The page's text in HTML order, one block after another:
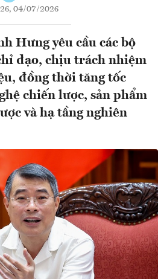
04/07/2026
Hưng yêu cầu các bộ
đạo, chịu trách nhiệm
đồng thời tăng tốc
chiến lược, sản phẩm
và hạ tầng nghiên